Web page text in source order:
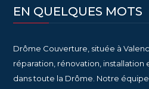
EN QUELQUES MOTS
Drôme Couverture, située à
réparation, rénovation,
dans toute la Drôme. Notre